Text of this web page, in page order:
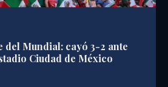
del Mundial: cayó 3-2 ante
Ciudad de México